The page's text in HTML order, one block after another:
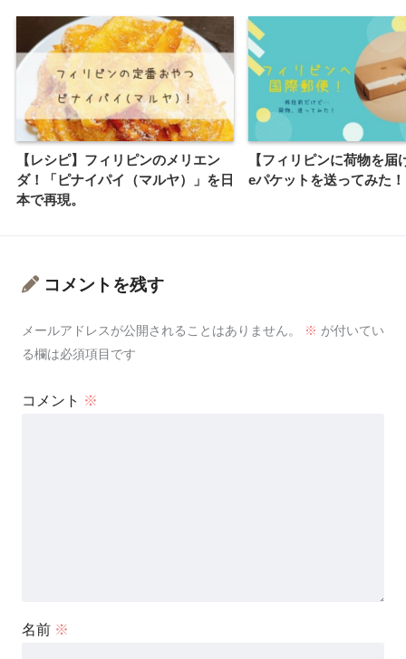
【レシピ】フィリピンのメリエン
ダ！「ピナイパイ（マルヤ）」を日
本で再現。
【フィリピンに荷物を届
eパケットを送ってみた！
コメントを残す
メールアドレスが公開されることはありません。 ※ が付いてい
る欄は必須項目です
コメント ※
名前 ※